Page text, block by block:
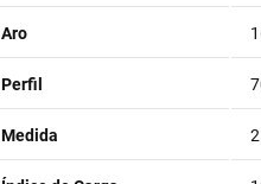
Aro
Perfil
Medida